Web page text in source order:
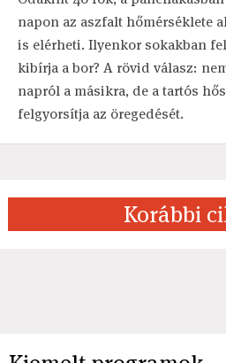
napon az aszfalt hőmérséklete
is elérheti. Ilyenkor sokakban
kibírja a bor? A rövid válasz:
napról a másikra, de a tartós
felgyorsítja az öregedését.
Korábbi